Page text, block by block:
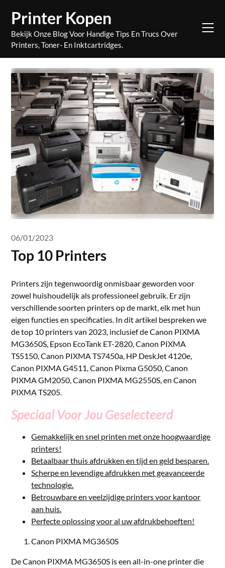
content
Printer Kopen
Bekijk Onze Blog Voor Handige Tips En Trucs Over
Printers, Toner- En Inktcartridges.
06/01/2023
Top 10 Printers
Printers zijn tegenwoordig onmisbaar geworden voor
zowel huishoudelijk als professioneel gebruik. Er zijn
verschillende soorten printers op de markt, elk met hun
eigen functies en specificaties. In dit artikel bespreken we
de top 10 printers van 2023, inclusief de Canon PIXMA
MG3650S, Epson EcoTank ET-2820, Canon PIXMA
TS5150, Canon PIXMA TS7450a, HP DeskJet 4120e,
Canon PIXMA G4511, Canon Pixma G5050, Canon
PIXMA GM2050, Canon PIXMA MG2550S, en Canon
PIXMA TS205.
Speciaal Voor Jou Geselecteerd
Gemakkelijk en snel printen met onze hoogwaardige
printers!
Betaalbaar thuis afdrukken en tijd en geld besparen.
Scherpe en levendige afdrukken met geavanceerde
technologie.
Betrouwbare en veelzijdige printers voor kantoor
aan huis.
Perfecte oplossing voor al uw afdrukbehoeften!
Canon PIXMA MG3650S
De Canon PIXMA MG3650S is een all-in-one printer die